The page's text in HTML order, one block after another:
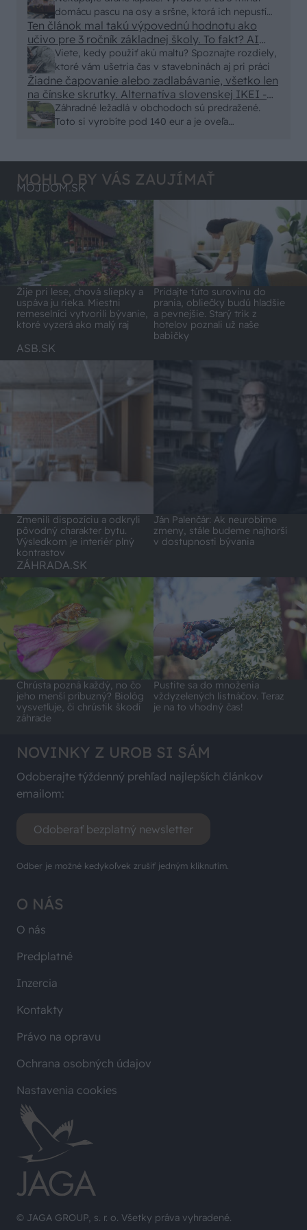
domácu pascu na osy a sršne, ktorá ich nepustí
von
Skor pritiahne slimaky
Viete, kedy použiť akú maltu? Spoznajte rozdiely,
ktoré vám ušetria čas v stavebninách aj pri práci
Ten článok mal takú výpovednú hodnotu ako
učivo pre 3 ročník základnej školy. To fakt? AI
alebo nejaka kniha z VŠ? Dnešné rychlotvrdnuce
malty - pevnosť 40 Mpa a doba schnutia tak 15
minut , k tomu vodotesné s kryštálikou. A rozdiel
- schnutie a zretie. Nič?
Záhradné ležadlá v obchodoch sú predražené.
Toto si vyrobíte pod 140 eur a je oveľa
Žiadne čapovanie alebo zadlabávanie, všetko len
na čínske skrutky. Alternatíva slovenskej IKEI -
čo sa týka pevnosti. Autor si nedal veľa námahy s
remeselným spracovaním, škoda. No lepšie než
MOHLO BY VÁS ZAUJÍMAŤ
MÔJDOM.SK
Žije pri lese, chová sliepky a
uspáva ju rieka. Miestni
remeselníci vytvorili bývanie,
ktoré vyzerá ako malý raj
Pridajte túto surovinu do
prania, obliečky budú hladšie
a pevnejšie. Starý trik z
hotelov poznali už naše
babičky
ASB.SK
Zmenili dispozíciu a odkryli
pôvodný charakter bytu.
Výsledkom je interiér plný
kontrastov
Ján Palenčár: Ak neurobíme
zmeny, stále budeme najhorší
v dostupnosti bývania
ZÁHRADA.SK
Chrústa pozná každý, no čo
jeho menší príbuzný? Biológ
vysvetľuje, či chrústik škodí
záhrade
Pustite sa do množenia
vždyzelených listnáčov. Teraz
je na to vhodný čas!
© JAGA GROUP, s. r. o. Všetky práva vyhradené.
O NÁS
O nás
Predplatné
Inzercia
Kontakty
Právo na opravu
Ochrana osobných údajov
Nastavenia cookies
NOVINKY Z UROB SI SÁM
Odoberajte týždenný prehľad najlepších článkov
emailom:
Odoberať bezplatný newsletter
Odber je možné kedykoľvek zrušiť jedným kliknutím.